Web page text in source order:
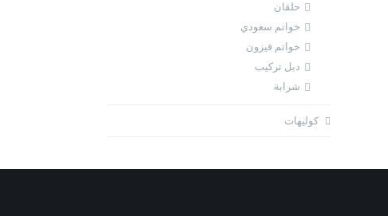
حلقان
خواتم سعودي
خواتم فيزون
دبل تركيب
شرابة
كوليهات